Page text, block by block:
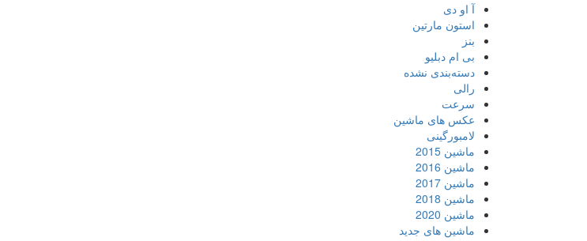
آ او دی
استون مارتین
بنز
بی ام دبلیو
دسته‌بندی نشده
رالی
سرعت
عکس های ماشین
لامبورگینی
ماشین 2015
ماشین 2016
ماشین 2017
ماشین 2018
ماشین 2020
ماشین های جدید